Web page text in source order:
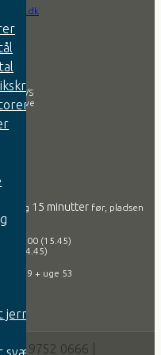
A/S
Skive
15 minutter før, pladsen
– 16:00 (15.45)
(14.45)
uge 29 + uge 53
9752 0666 |
jern til
svært